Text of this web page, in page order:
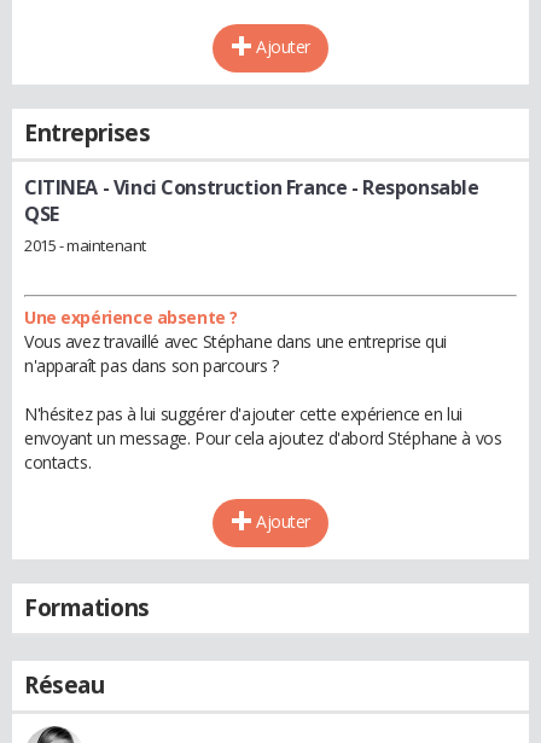
Ajouter
Entreprises
CITINEA - Vinci Construction France - Responsable
QSE
2015 - maintenant
Une expérience absente ?
Vous avez travaillé avec Stéphane dans une entreprise qui
n'apparaît pas dans son parcours ?
N'hésitez pas à lui suggérer d'ajouter cette expérience en lui
envoyant un message. Pour cela ajoutez d'abord Stéphane à vos
contacts.
Ajouter
Formations
Réseau